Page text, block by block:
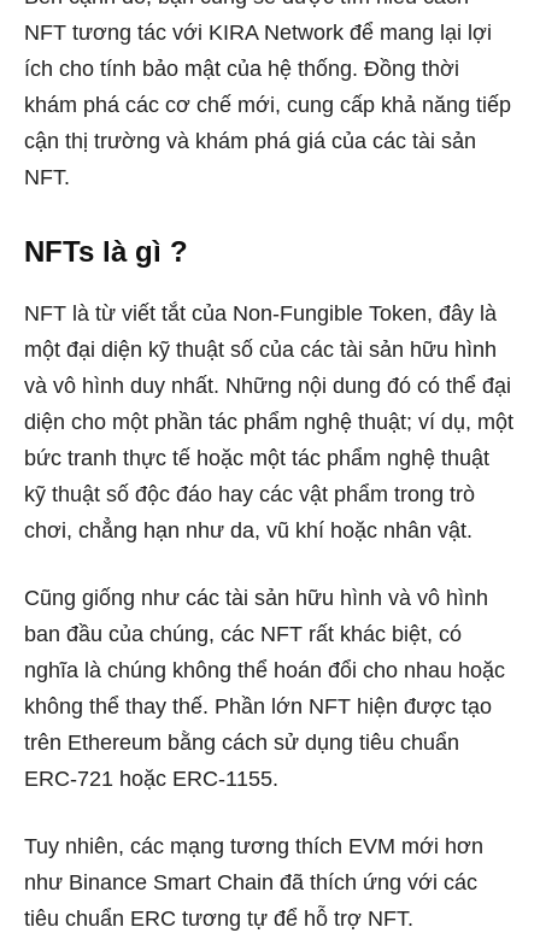
NFT tương tác với KIRA Network để mang lại lợi
ích cho tính bảo mật của hệ thống. Đồng thời
khám phá các cơ chế mới, cung cấp khả năng tiếp
cận thị trường và khám phá giá của các tài sản
NFT.
NFTs là gì ?
NFT là từ viết tắt của Non-Fungible Token, đây là
một đại diện kỹ thuật số của các tài sản hữu hình
và vô hình duy nhất. Những nội dung đó có thể đại
diện cho một phần tác phẩm nghệ thuật; ví dụ, một
bức tranh thực tế hoặc một tác phẩm nghệ thuật
kỹ thuật số độc đáo hay các vật phẩm trong trò
chơi, chẳng hạn như da, vũ khí hoặc nhân vật.
Cũng giống như các tài sản hữu hình và vô hình
ban đầu của chúng, các NFT rất khác biệt, có
nghĩa là chúng không thể hoán đổi cho nhau hoặc
không thể thay thế. Phần lớn NFT hiện được tạo
trên Ethereum bằng cách sử dụng tiêu chuẩn
ERC-721 hoặc ERC-1155.
Tuy nhiên, các mạng tương thích EVM mới hơn
như Binance Smart Chain đã thích ứng với các
tiêu chuẩn ERC tương tự để hỗ trợ NFT.